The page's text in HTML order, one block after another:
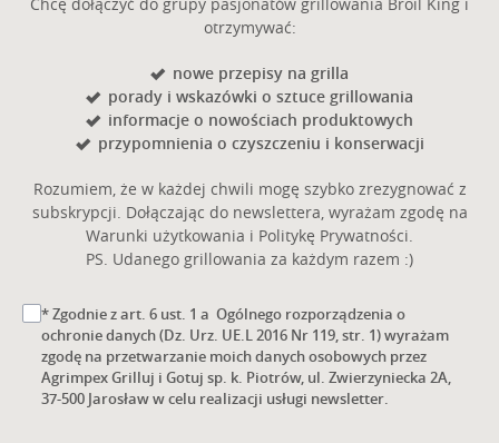
otrzymywać:
nowe przepisy na grilla
porady i wskazówki o sztuce grillowania
informacje o nowościach produktowych
przypomnienia o czyszczeniu i konserwacji
Rozumiem, że w każdej chwili mogę szybko zrezygnować z
subskrypcji. Dołączając do newslettera, wyrażam zgodę na
Warunki użytkowania i Politykę Prywatności.
PS. Udanego grillowania za każdym razem :)
* Zgodnie z art. 6 ust. 1 a Ogólnego rozporządzenia o
ochronie danych (Dz. Urz. UE.L 2016 Nr 119, str. 1) wyrażam
zgodę na przetwarzanie moich danych osobowych przez
Agrimpex Grilluj i Gotuj sp. k. Piotrów, ul. Zwierzyniecka 2A,
37-500 Jarosław w celu realizacji usługi newsletter.